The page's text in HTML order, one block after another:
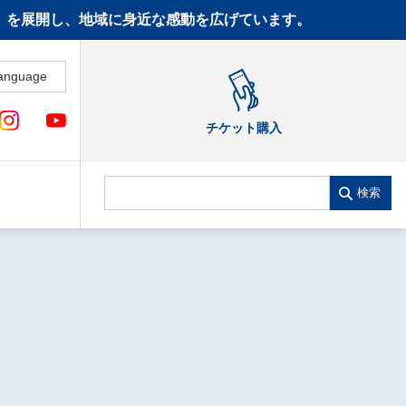
展開し、地域に身近な感動を広げています。
チケット購入
検索